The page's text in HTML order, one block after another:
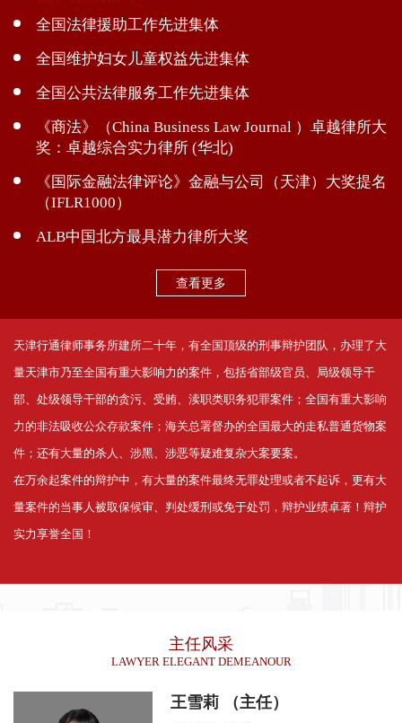
全国法律援助工作先进集体
全国维护妇女儿童权益先进集体
全国公共法律服务工作先进集体
《商法》（China Business Law Journal ）卓越律所大
奖：卓越综合实力律所 (华北)
《国际金融法律评论》金融与公司（天津）大奖提名
（IFLR1000）
ALB中国北方最具潜力律所大奖
查看更多
天津行通律师事务所建所二十年，有全国顶级的刑事辩护团队，办理了大
量天津市乃至全国有重大影响力的案件，包括省部级官员、局级领导干
部、处级领导干部的贪污、受贿、渎职类职务犯罪案件；全国有重大影响
力的非法吸收公众存款案件；海关总署督办的全国最大的走私普通货物案
件；还有大量的杀人、涉黑、涉恶等疑难复杂大案要案。
在万余起案件的辩护中，有大量的案件最终无罪处理或者不起诉，更有大
量案件的当事人被取保候审、判处缓刑或免于处罚，辩护业绩卓著！辩护
实力享誉全国！
主任风采
LAWYER ELEGANT DEMEANOUR
王雪莉 （主任）